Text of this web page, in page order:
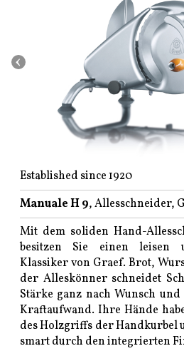
‹
Established since 1920
Manuale H 9, Allesschneider,
Mit dem soliden Hand-
besitzen Sie einen leisen
Klassiker von Graef. Brot,
der Alleskönner schneidet
Stärke ganz nach Wunsch
Kraftaufwand. Ihre Hände
des Holzgriffs der Handkurbel
smart durch den integrierten